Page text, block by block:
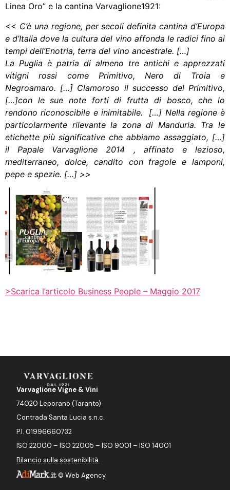
Linea Oro” e la cantina Varvaglione1921:
<< C’è una regione, per secoli definita cantina d’Europa
e d’Italia dove la cultura del vino affonda le radici fino ai
tempi dell’Enotria, terra del vino ancestrale. […]
La Puglia è patria di almeno tre antichi e apprezzati
vitigni rossi come Primitivo, Nero di Troia e
Negroamaro. […] Clamoroso il successo del Primitivo,
[…]con le sue note forti di frutta di bosco, che lo
rendono riconoscibile e inimitabile. […] Nella regione è
particolarmente rilevante la zona di Manduria. Tra le
etichette più significative che abbiamo assaggiato, […]
il Papale Varvaglione 2014 , affinato e lezioso,
mediterraneo, dolce, candito con fragole e lamponi,
pepe e spezie. […] >>
>Scarica l’articolo Business People – Maggio 2017
©Web Agency
Varvaglione Vigne & Vini
74020 Leporano (Taranto)
Contrada Santa Lucia s.n.c.
P.I. 01996660732
ISO 22000 – ISO 22005 – ISO 9001 – ISO 14001
Bilancio sulla sostenibilità